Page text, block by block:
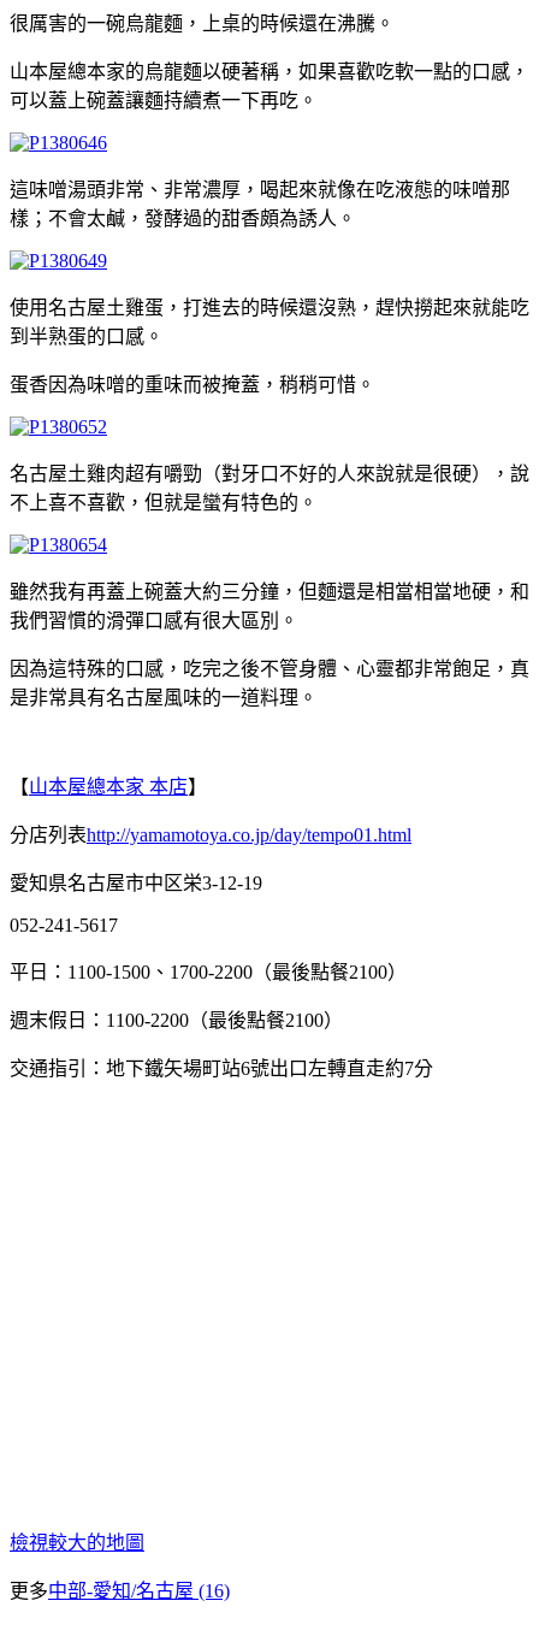
很厲害的一碗烏龍麵，上桌的時候還在沸騰。
山本屋總本家的烏龍麵以硬著稱，如果喜歡吃軟一點的口感，
可以蓋上碗蓋讓麵持續煮一下再吃。
這味噌湯頭非常、非常濃厚，喝起來就像在吃液態的味噌那
樣；不會太鹹，發酵過的甜香頗為誘人。
使用名古屋土雞蛋，打進去的時候還沒熟，趕快撈起來就能吃
到半熟蛋的口感。
蛋香因為味噌的重味而被掩蓋，稍稍可惜。
名古屋土雞肉超有嚼勁（對牙口不好的人來說就是很硬），說
不上喜不喜歡，但就是蠻有特色的。
雖然我有再蓋上碗蓋大約三分鐘，但麵還是相當相當地硬，和
我們習慣的滑彈口感有很大區別。
因為這特殊的口感，吃完之後不管身體、心靈都非常飽足，真
是非常具有名古屋風味的一道料理。
【山本屋總本家 本店】
分店列表http://yamamotoya.co.jp/day/tempo01.html
愛知県名古屋市中区栄3-12-19
052-241-5617
平日：1100-1500、1700-2200（最後點餐2100）
週末假日：1100-2200（最後點餐2100）
交通指引：地下鐵矢場町站6號出口左轉直走約7分
檢視較大的地圖
更多中部-愛知/名古屋 (16)